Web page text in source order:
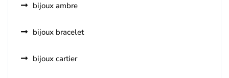
bijoux ambre
bijoux bracelet
bijoux cartier